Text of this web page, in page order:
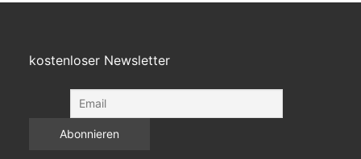
kostenloser Newsletter